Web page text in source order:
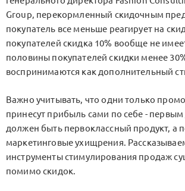
Group, перекормленный скидочным
покупатель все меньше реагирует на
покупателей скидка 10% вообще не
половины покупателей скидки менее
воспринимаются как дополнительный
Важно учитывать, что одни только
принесут прибыль сами по себе - первым
должен быть первоклассный продукт, а
маркетинговые ухищрения.
инструменты стимулирования продаж
помимо скидок.